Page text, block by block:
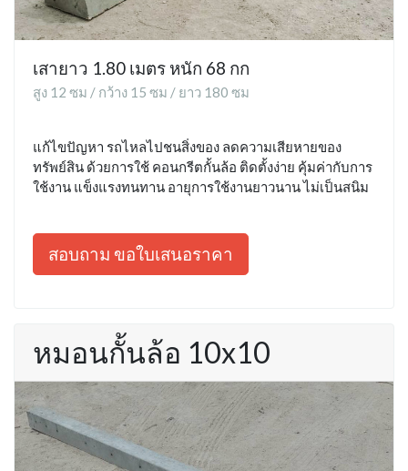
เสายาว 1.80 เมตร หนัก 68 กก
สูง 12 ซม / กว้าง 15 ซม / ยาว 180 ซม
แก้ไขปัญหา รถไหลไปชนสิ่งของ ลดความเสียหายของ
ทรัพย์สิน ด้วยการใช้ คอนกรีตกั้นล้อ ติดตั้งง่าย คุ้มค่ากับการ
ใช้งาน แข็งแรงทนทาน อายุการใช้งานยาวนาน ไม่เป็นสนิม
สอบถาม ขอใบเสนอราคา
หมอนกั้นล้อ 10x10